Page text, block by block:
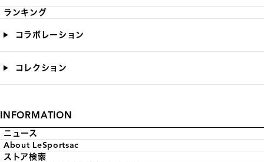
ランキング
コラボレーション
コレクション
INFORMATION
ニュース
About LeSportsac
ストア検索